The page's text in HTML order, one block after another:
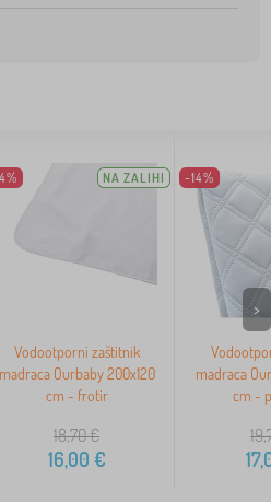
NA ZALIHI
Vodootporni zaštitnik
madraca Ourbaby 200x120
cm - frotir
18,70€
16,00 €
-14%
madraca
cm -
>